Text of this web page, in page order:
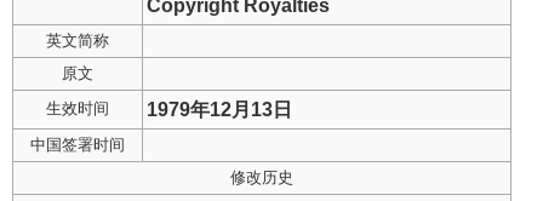
Copyright Royalties
英文简称
原文
生效时间
1979年12月13日
中国签署时间
修改历史